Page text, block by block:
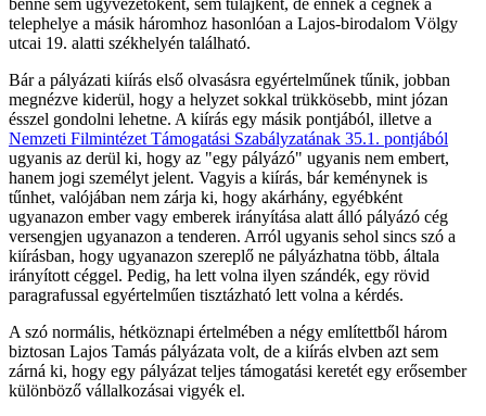
telephelye a másik háromhoz hasonlóan a Lajos-birodalom Völgy
utcai 19. alatti székhelyén található.
Bár a pályázati kiírás első olvasásra egyértelműnek tűnik, jobban
megnézve kiderül, hogy a helyzet sokkal trükkösebb, mint józan
ésszel gondolni lehetne. A kiírás egy másik pontjából, illetve a
Nemzeti Filmintézet Támogatási Szabályzatának 35.1. pontjából
ugyanis az derül ki, hogy az "egy pályázó" ugyanis nem embert,
hanem jogi személyt jelent. Vagyis a kiírás, bár keménynek is
tűnhet, valójában nem zárja ki, hogy akárhány, egyébként
ugyanazon ember vagy emberek irányítása alatt álló pályázó cég
versengjen ugyanazon a tenderen. Arról ugyanis sehol sincs szó a
kiírásban, hogy ugyanazon szereplő ne pályázhatna több, általa
irányított céggel. Pedig, ha lett volna ilyen szándék, egy rövid
paragrafussal egyértelműen tisztázható lett volna a kérdés.
A szó normális, hétköznapi értelmében a négy említettből három
biztosan Lajos Tamás pályázata volt, de a kiírás elvben azt sem
zárná ki, hogy egy pályázat teljes támogatási keretét egy erősember
különböző vállalkozásai vigyék el.